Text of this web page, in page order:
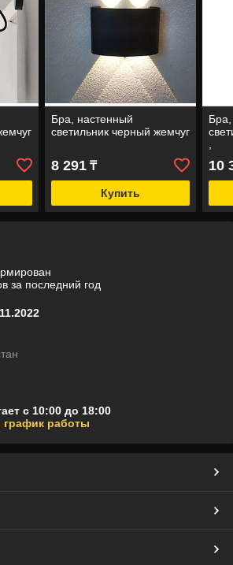
Бра, настенный
светильник черный жемчуг
8 291₸
Купить
,
10
за последний год
с 10:00 до 18:00
график работы